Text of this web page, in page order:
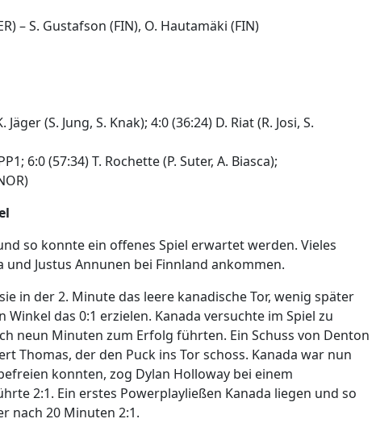
– S. Gustafson (FIN), O. Hautamäki (FIN)
(S. Jung, S. Knak); 4:0 (36:24) D. Riat (R. Josi, S.
6:0 (57:34) T. Rochette (P. Suter, A. Biasca);
so konnte ein offenes Spiel erwartet werden. Vieles
Justus Annunen bei Finnland ankommen.
in der 2. Minute das leere kanadische Tor, wenig später
das 0:1 erzielen. Kanada versuchte im Spiel zu
neun Minuten zum Erfolg führten. Ein Schuss von Denton
Thomas, der den Puck ins Tor schoss. Kanada war nun
konnten, zog Dylan Holloway bei einem
2:1. Ein erstes Powerplayließen Kanada liegen und so
nach 20 Minuten 2:1.